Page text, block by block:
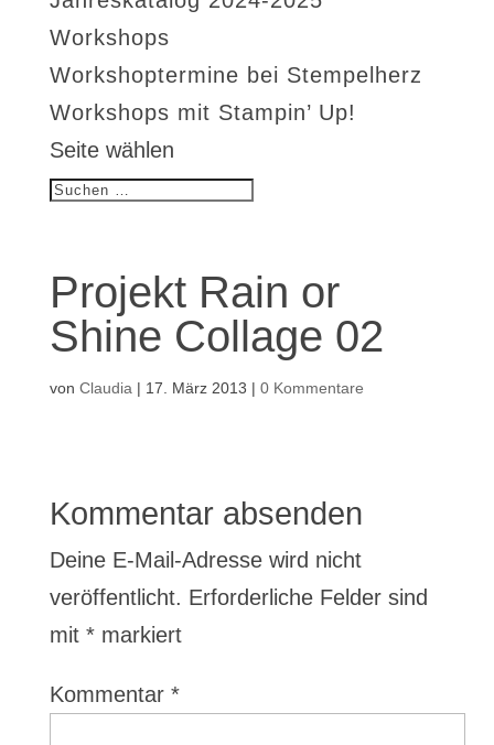
Workshops
Workshoptermine bei Stempelherz
Workshops mit Stampin’ Up!
Seite wählen
Projekt Rain or
Shine Collage 02
von Claudia | 17. März 2013 | 0 Kommentare
Kommentar absenden
Deine E-Mail-Adresse wird nicht
veröffentlicht. Erforderliche Felder sind
mit *markiert
Kommentar *